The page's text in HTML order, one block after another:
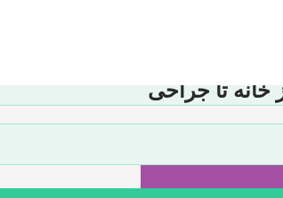
تا جراحی